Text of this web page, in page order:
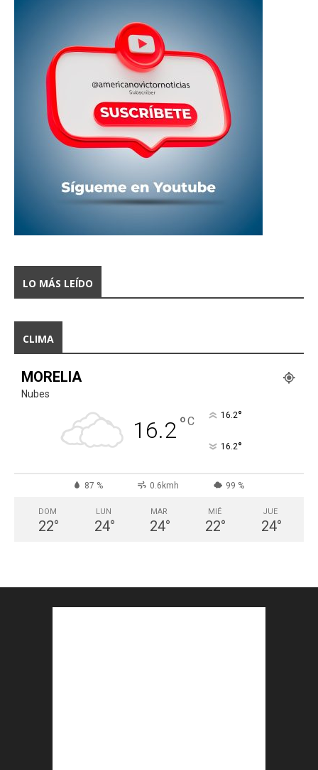
LO MÁS LEÍDO
CLIMA
MORELIA
Nubes
16.2°C 16.2°
16.2°
87 % 0.6kmh 99 %
DOM
22°
LUN
24°
MAR
24°
MIÉ
22°
JUE
24°